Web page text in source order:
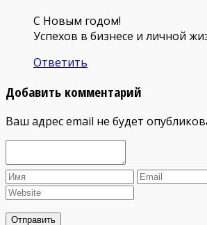
С Новым годом!
Успехов в бизнесе и личной
Ответить
Добавить комментарий
Ваш адрес email не будет